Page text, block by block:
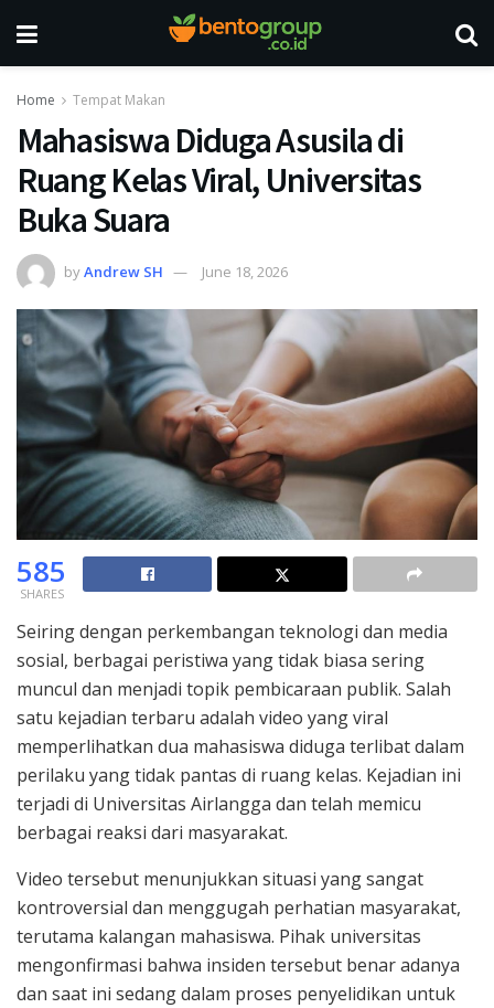
Home Tempat Makan
Mahasiswa Diduga Asusila di
Ruang Kelas Viral, Universitas
Buka Suara
byAndrew SH June 18, 2026
585
SHARES
Seiring dengan perkembangan teknologi dan media
sosial, berbagai peristiwa yang tidak biasa sering
muncul dan menjadi topik pembicaraan publik. Salah
satu kejadian terbaru adalah video yang viral
memperlihatkan dua mahasiswa diduga terlibat dalam
perilaku yang tidak pantas di ruang kelas. Kejadian ini
terjadi di Universitas Airlangga dan telah memicu
berbagai reaksi dari masyarakat.
Video tersebut menunjukkan situasi yang sangat
kontroversial dan menggugah perhatian masyarakat,
terutama kalangan mahasiswa. Pihak universitas
mengonfirmasi bahwa insiden tersebut benar adanya
dan saat ini sedang dalam proses penyelidikan untuk